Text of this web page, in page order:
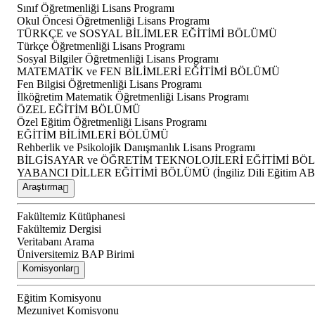
Sınıf Öğretmenliği Lisans Programı
Okul Öncesi Öğretmenliği Lisans Programı
TÜRKÇE ve SOSYAL BİLİMLER EĞİTİMİ BÖLÜMÜ
Türkçe Öğretmenliği Lisans Programı
Sosyal Bilgiler Öğretmenliği Lisans Programı
MATEMATİK ve FEN BİLİMLERİ EĞİTİMİ BÖLÜMÜ
Fen Bilgisi Öğretmenliği Lisans Programı
İlköğretim Matematik Öğretmenliği Lisans Programı
ÖZEL EĞİTİM BÖLÜMÜ
Özel Eğitim Öğretmenliği Lisans Programı
EĞİTİM BİLİMLERİ BÖLÜMÜ
Rehberlik ve Psikolojik Danışmanlık Lisans Programı
BİLGİSAYAR ve ÖĞRETİM TEKNOLOJİLERİ EĞİTİMİ
YABANCI DİLLER EĞİTİMİ BÖLÜMÜ (İngiliz Dili Eğitim
Araştırma
Fakültemiz Kütüphanesi
Fakültemiz Dergisi
Veritabanı Arama
Üniversitemiz BAP Birimi
Komisyonlar
Eğitim Komisyonu
Mezuniyet Komisyonu